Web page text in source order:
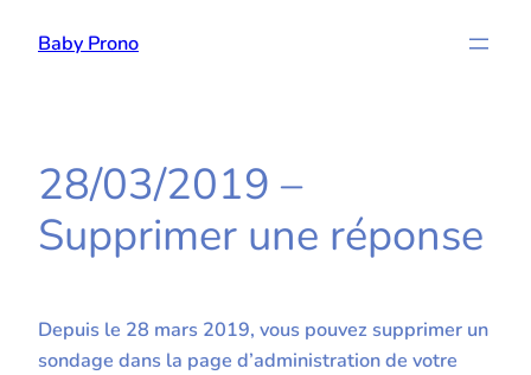
Baby Prono
28/03/2019 –
Supprimer une réponse
Depuis le 28 mars 2019, vous pouvez supprimer un
sondage dans la page d’administration de votre